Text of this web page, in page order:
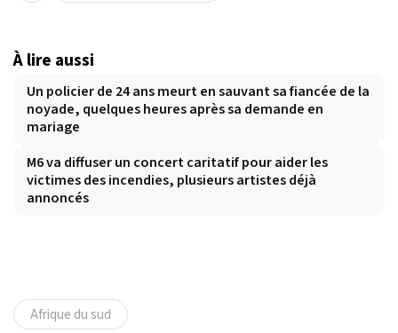
À lire aussi
Un policier de 24 ans meurt en sauvant sa fiancée de la
noyade, quelques heures après sa demande en
mariage
M6 va diffuser un concert caritatif pour aider les
victimes des incendies, plusieurs artistes déjà
annoncés
Afrique du sud